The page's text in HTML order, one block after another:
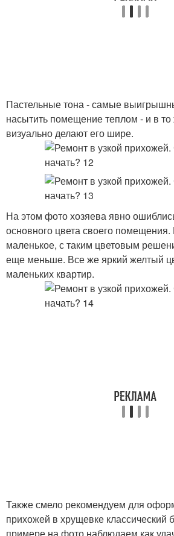
Пастельные тона - самые
насытить помещение теплом - и в
визуально делают его шире.
На этом фото хозяева явно
основного цвета своего помещения.
маленькое, с таким цветовым
еще меньше. Все же яркий желтый
маленьких квартир.
Также смело рекомендуем для
прихожей в хрущевке классический